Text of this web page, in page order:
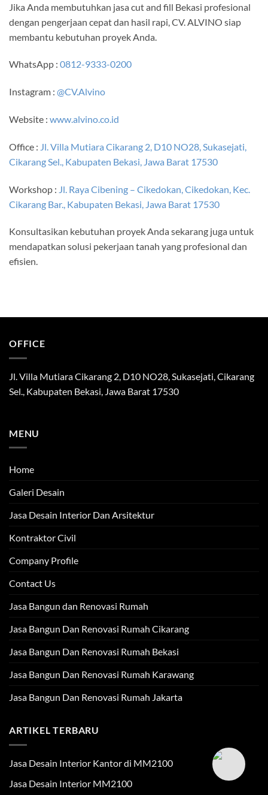
Jika Anda membutuhkan jasa cut and fill Bekasi profesional
dengan pengerjaan cepat dan hasil rapi, CV. ALVINO siap
membantu kebutuhan proyek Anda.
WhatsApp : 0812-9333-0200
Instagram : @CV.Alvino
Website : www.alvino.co.id
Office : Jl. Villa Mutiara Cikarang 2, D10 NO28, Sukasejati,
Cikarang Sel., Kabupaten Bekasi, Jawa Barat 17530
Workshop : Jl. Raya Cibening – Cikedokan, Cikedokan, Kec.
Cikarang Bar., Kabupaten Bekasi, Jawa Barat 17530
Konsultasikan kebutuhan proyek Anda sekarang juga untuk
mendapatkan solusi pekerjaan tanah yang profesional dan
efisien.
OFFICE
Jl. Villa Mutiara Cikarang 2, D10 NO28, Sukasejati, Cikarang
Sel., Kabupaten Bekasi, Jawa Barat 17530
MENU
Home
Galeri Desain
Jasa Desain Interior Dan Arsitektur
Kontraktor Civil
Company Profile
Contact Us
Jasa Bangun dan Renovasi Rumah
Jasa Bangun Dan Renovasi Rumah Cikarang
Jasa Bangun Dan Renovasi Rumah Bekasi
Jasa Bangun Dan Renovasi Rumah Karawang
Jasa Bangun Dan Renovasi Rumah Jakarta
ARTIKEL TERBARU
Jasa Desain Interior Kantor di MM2100
Jasa Desain Interior MM2100